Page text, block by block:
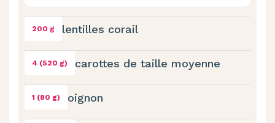
200 g lentilles corail
4 (520 g) carottes de taille moyenne
1 (80 g) oignon